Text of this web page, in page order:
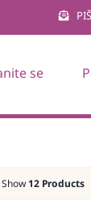
se
Show 12 Products